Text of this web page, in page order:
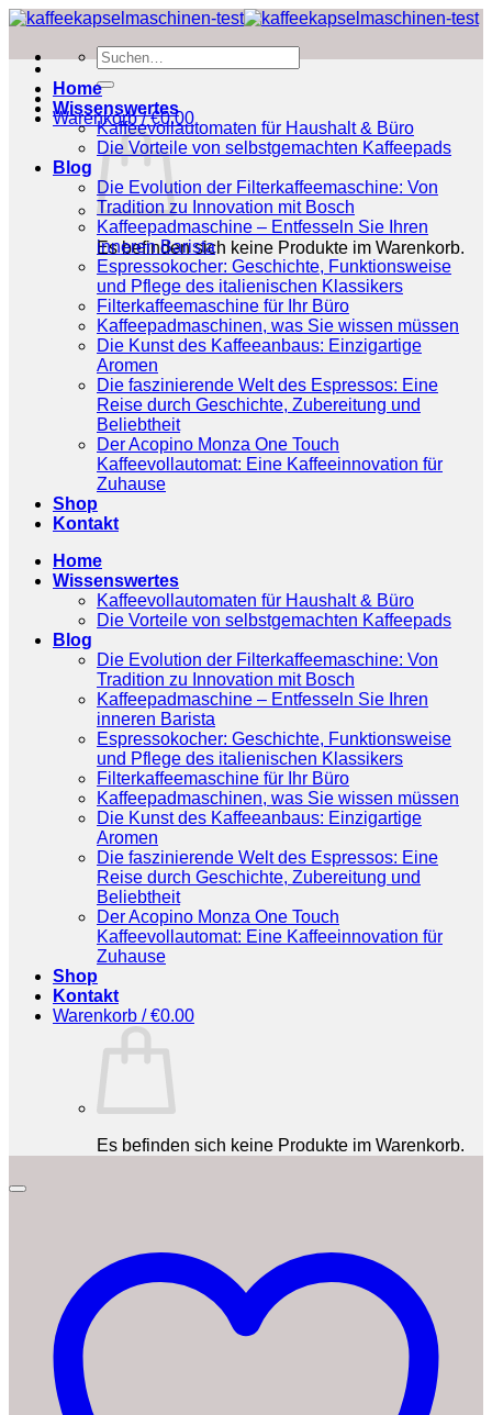
Zum
springen
Suchen
nach:
Warenkorb /€0.00
Es befinden sich keine Produkte im Warenkorb.
Home
Wissenswertes
Kaffeevollautomaten für Haushalt & Büro
Die Vorteile von selbstgemachten Kaffeepads
Blog
Die Evolution der Filterkaffeemaschine: Von
Tradition zu Innovation mit Bosch
Kaffeepadmaschine – Entfesseln Sie Ihren
inneren Barista
Espressokocher: Geschichte, Funktionsweise
und Pflege des italienischen Klassikers
Filterkaffeemaschine für Ihr Büro
Kaffeepadmaschinen, was Sie wissen müssen
Die Kunst des Kaffeeanbaus: Einzigartige
Aromen
Die faszinierende Welt des Espressos: Eine
Reise durch Geschichte, Zubereitung und
Beliebtheit
Der Acopino Monza One Touch
Kaffeevollautomat: Eine Kaffeeinnovation für
Zuhause
Shop
Kontakt
Home
Wissenswertes
Kaffeevollautomaten für Haushalt & Büro
Die Vorteile von selbstgemachten Kaffeepads
Blog
Die Evolution der Filterkaffeemaschine: Von
Tradition zu Innovation mit Bosch
Kaffeepadmaschine – Entfesseln Sie Ihren
inneren Barista
Espressokocher: Geschichte, Funktionsweise
und Pflege des italienischen Klassikers
Filterkaffeemaschine für Ihr Büro
Kaffeepadmaschinen, was Sie wissen müssen
Die Kunst des Kaffeeanbaus: Einzigartige
Aromen
Die faszinierende Welt des Espressos: Eine
Reise durch Geschichte, Zubereitung und
Beliebtheit
Der Acopino Monza One Touch
Kaffeevollautomat: Eine Kaffeeinnovation für
Zuhause
Shop
Kontakt
Warenkorb /€0.00
Es befinden sich keine Produkte im Warenkorb.